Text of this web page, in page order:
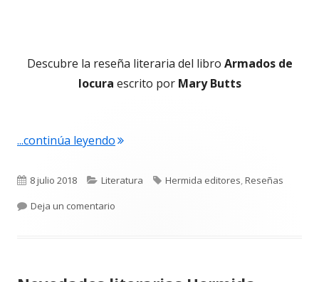
Descubre la reseña literaria del libro Armados de
locura escrito por Mary Butts
...continúa leyendo"Reseña literaria: Armados de locura
Publicado
el
8 julio 2018 Categorías
Literatura Etiquetas
Hermida editores,Reseñas
Deja un comentario